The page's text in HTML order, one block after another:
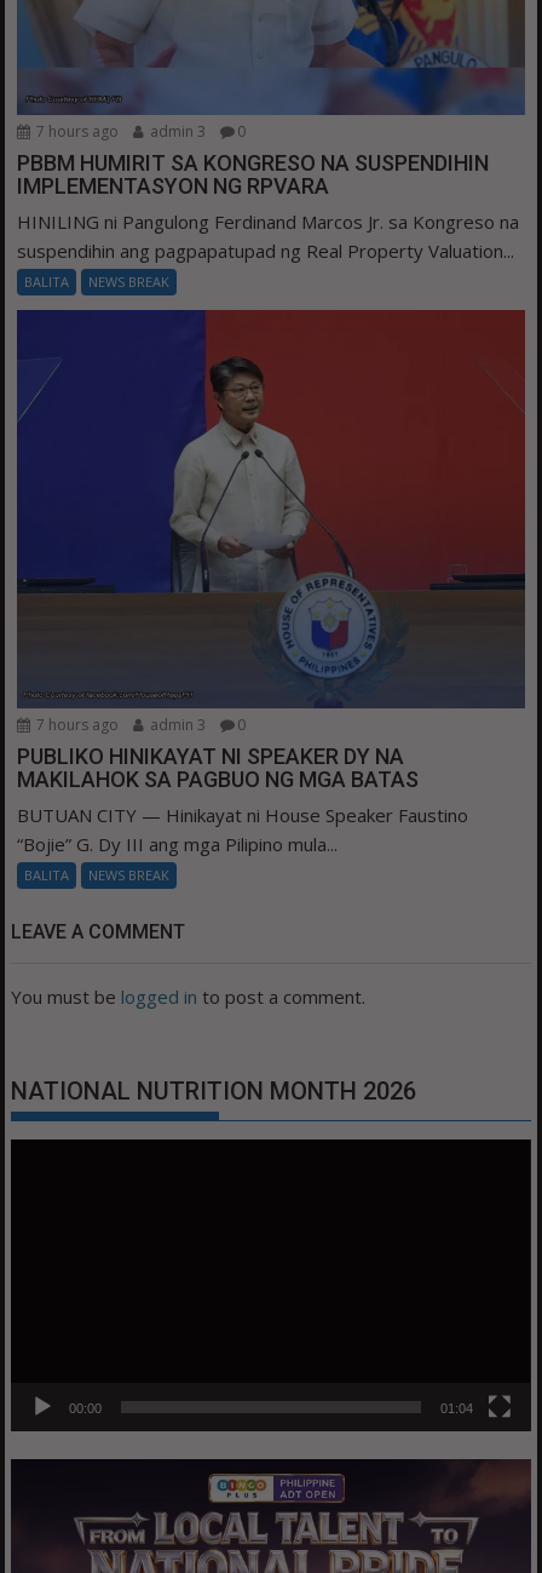
7 hours ago admin 3 0
PBBM HUMIRIT SA KONGRESO NA SUSPENDIHIN
IMPLEMENTASYON NG RPVARA
HINILING ni Pangulong Ferdinand Marcos Jr. sa Kongreso na
suspendihin ang pagpapatupad ng Real Property Valuation...
BALITA NEWS BREAK
7 hours ago admin 3 0
PUBLIKO HINIKAYAT NI SPEAKER DY NA
MAKILAHOK SA PAGBUO NG MGA BATAS
BUTUAN CITY — Hinikayat ni House Speaker Faustino
“Bojie” G. Dy III ang mga Pilipino mula...
BALITA NEWS BREAK
LEAVE A COMMENT
You must be logged in to post a comment.
NATIONAL NUTRITION MONTH 2026
00:00 01:04